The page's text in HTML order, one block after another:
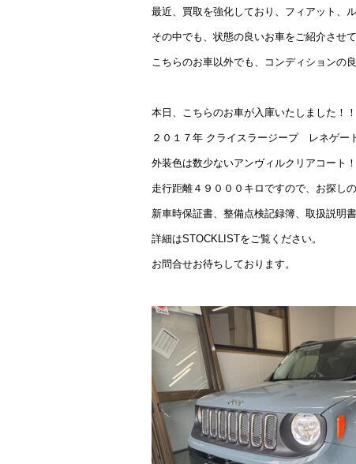
最近、買取を強化しており、フィアット、
その中でも、状態の良いお車をご紹介させて
こちらのお車以外でも、コンディションの
本日、こちらのお車が入庫いたしました！！
２０１７年 クライスラージープ レネゲー
外装色は数少ないアンヴィルクリアコート！
走行距離４９０００キロですので、お探し
新車時保証書、整備点検記録簿、取扱説明
詳細はSTOCKLISTをご覧ください。
お問合せお待ちしております。